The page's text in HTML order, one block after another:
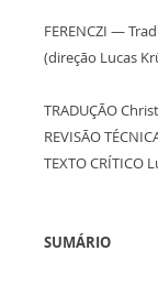
FERENCZI —
(direção Lucas
TRADUÇÃO
REVISÃO
TEXTO CRÍTICO
SUMÁRIO